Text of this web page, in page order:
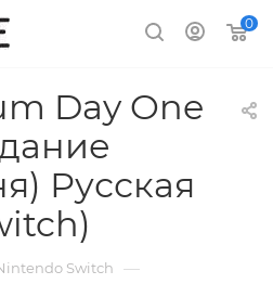
0
Day One
Русская
Switch —